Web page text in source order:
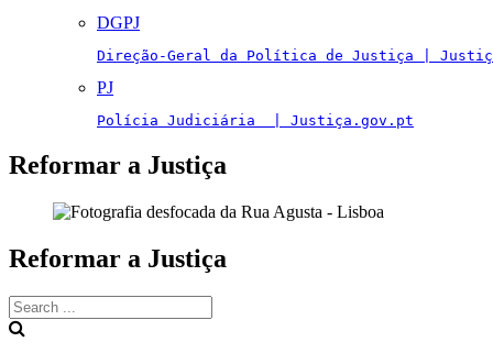
DGPJ
Direção-Geral da Política de Justiça |
PJ
Polícia Judiciária  | Justiça.gov.pt
Reformar a Justiça
Reformar a Justiça